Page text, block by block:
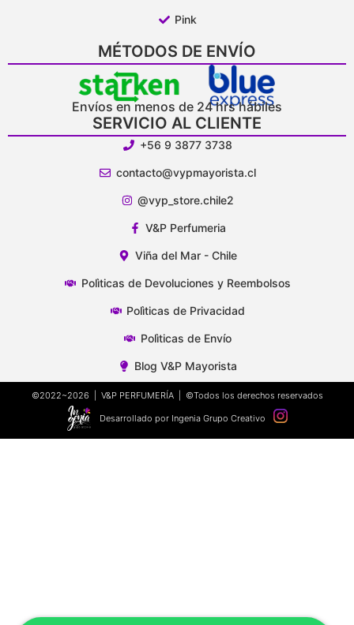
Pink
MÉTODOS DE ENVÍO
Envíos en menos de 24 hrs hábiles
SERVICIO AL CLIENTE
+56 9 3877 3738
contacto@vypmayorista.cl
@vyp_store.chile2
V&P Perfumeria
Viña del Mar - Chile
Polìticas de Devoluciones y Reembolsos
Polìticas de Privacidad
Polìticas de Envío
Blog V&P Mayorista
©2022~2026 | V&P PERFUMERÍA | ©Todos los derechos reservados
Desarrollado por Ingenia Grupo Creativo